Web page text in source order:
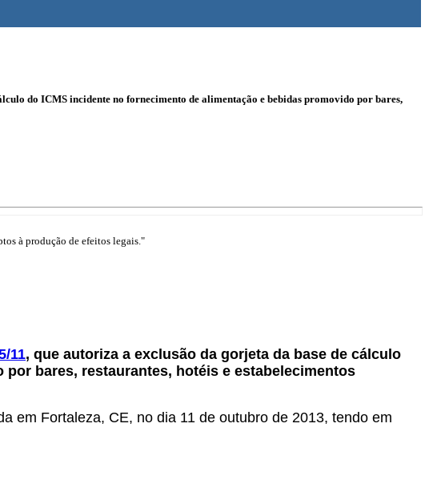
do ICMS incidente no fornecimento de alimentação e bebidas promovido por bares,
à produção de efeitos legais."
11, que autoriza a exclusão da gorjeta da base de cálculo
bares, restaurantes, hotéis e estabelecimentos
em Fortaleza, CE, no dia 11 de outubro de 2013, tendo em